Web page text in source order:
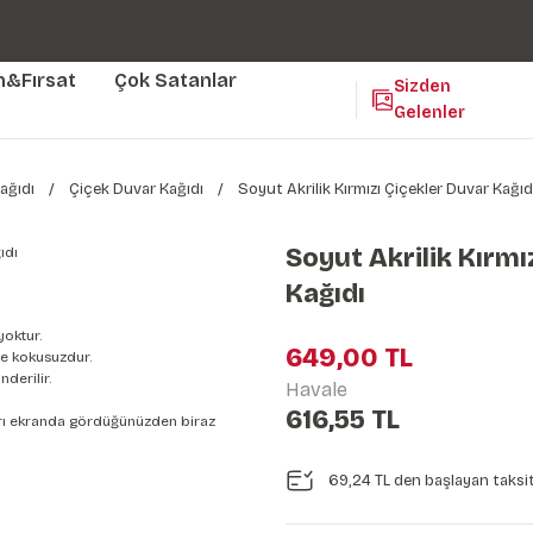
Kendinden Yapışkanlı Kolay Uygulanan Duvar Kağıtları😇
Çok Satanlar
Sizden
Gelenler
Çiçek Duvar Kağıdı Soyut Akrilik Kırmızı Çiçekler Duvar
kokusuzdur.
ekranda gördüğünüzden biraz
Soyut Akrilik
Kağıdı
649,00 TL
Havale
616,55 TL
69,24 TL den başlayan